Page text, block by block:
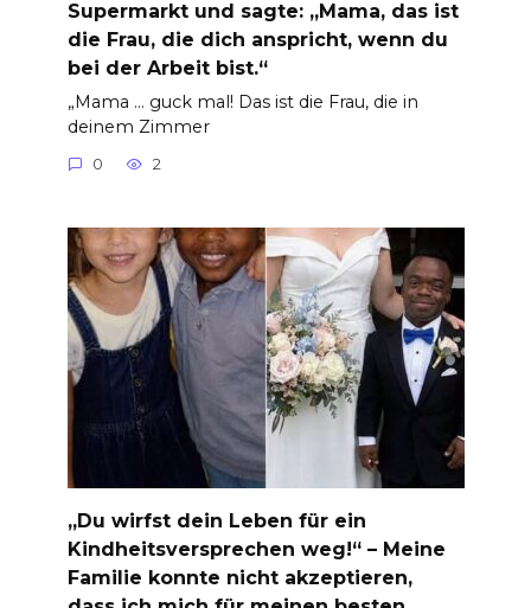
Supermarkt und sagte: „Mama, das ist
die Frau, die dich anspricht, wenn du
bei der Arbeit bist.“
„Mama … guck mal! Das ist die Frau, die in
deinem Zimmer
0 2
„Du wirfst dein Leben für ein
Kindheitsversprechen weg!“ – Meine
Familie konnte nicht akzeptieren,